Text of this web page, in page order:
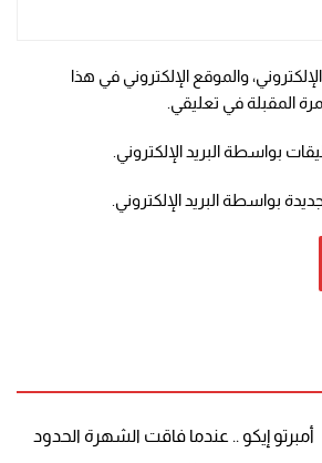
والموقع الإلكتروني في هذا
المقبلة في تعليقي.
بواسطة البريد الإلكتروني.
بواسطة البريد الإلكتروني.
أمبرتو إيكو .. عندما فاقت الشهرة الحدود